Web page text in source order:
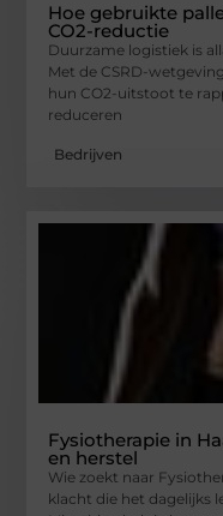
Hoe gebruikte
CO2-reductie
Duurzame logistiek is
Met de CSRD-
hun CO2-uitstoot te
reduceren
Bedrijven
Fysiotherapie in
en herstel
Wie zoekt naar
klacht die het dagelijks